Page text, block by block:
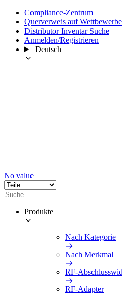
Compliance-Zentrum
Querverweis auf
Distributor Inventar Suche
Anmelden/Registrieren
Deutsch
No value
Produkte
Nach Kategorie
Nach Merkmal
RF-
RF-Adapter